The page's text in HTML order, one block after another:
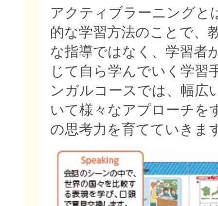
アクティブラーニングと
的な学習方法のことで、
な指導ではなく、学習者
じて自ら学んでいく学習
ンガルコースでは、幅広
いて様々なアプローチを
の思考力を育てていきま